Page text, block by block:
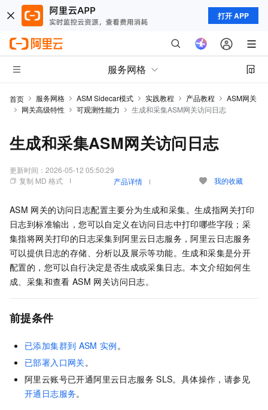
打开 APP
服务网格
首页 服务网格 ASM Sidecar模式 实践教程 产品教程
ASM网关
网关高级特性
可观测性能力 生成和采集ASM网关访问日志
生成和采集ASM网关访问日志
更新时间： 2026-05-12 05:50:29
复制 MD 格式
产品详情 我的收藏
ASM 网关的访问日志配置主要分为生成和采集。生成指网关打印
日志到标准输出，您可以自定义在访问日志中打印哪些字段；采
集指将网关打印的日志采集到阿里云日志服务，阿里云日志服务
可以提供日志的存储、分析以及展示等功能。生成和采集是分开
配置的，您可以自行决定是否生成或采集日志。本文介绍如何生
成、采集和查看 ASM 网关访问日志。
前提条件
已添加集群到 ASM 实例。
已部署入口网关。
阿里云账号已开通阿里云日志服务 SLS。具体操作，请参见
开通日志服务。